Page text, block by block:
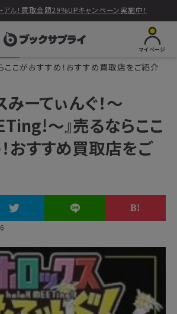
アル！買取金額29%UPキャンペーン実施中！
マイページ
『ホロックスみーてぃんぐ！〜holoX
こがおすすめ！おすすめ買取店をご紹介
みーてぃんぐ！〜
〜』売るならここ
おすすめ買取店をご